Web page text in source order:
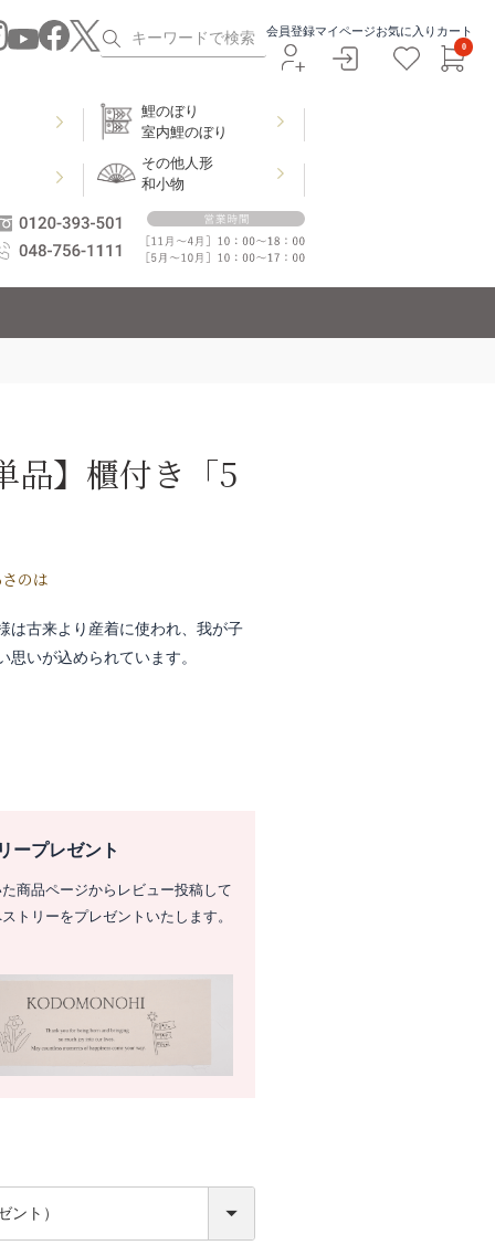
会員登録マイページお気に入り カート
0
鯉のぼり
室内鯉のぼり
その他人形
和小物
品】櫃付き「5
のは
は古来より産着に使われ、我が子
思いが込められています。
ープレゼント
商品ページからレビュー投稿して
トリーをプレゼントいたします。